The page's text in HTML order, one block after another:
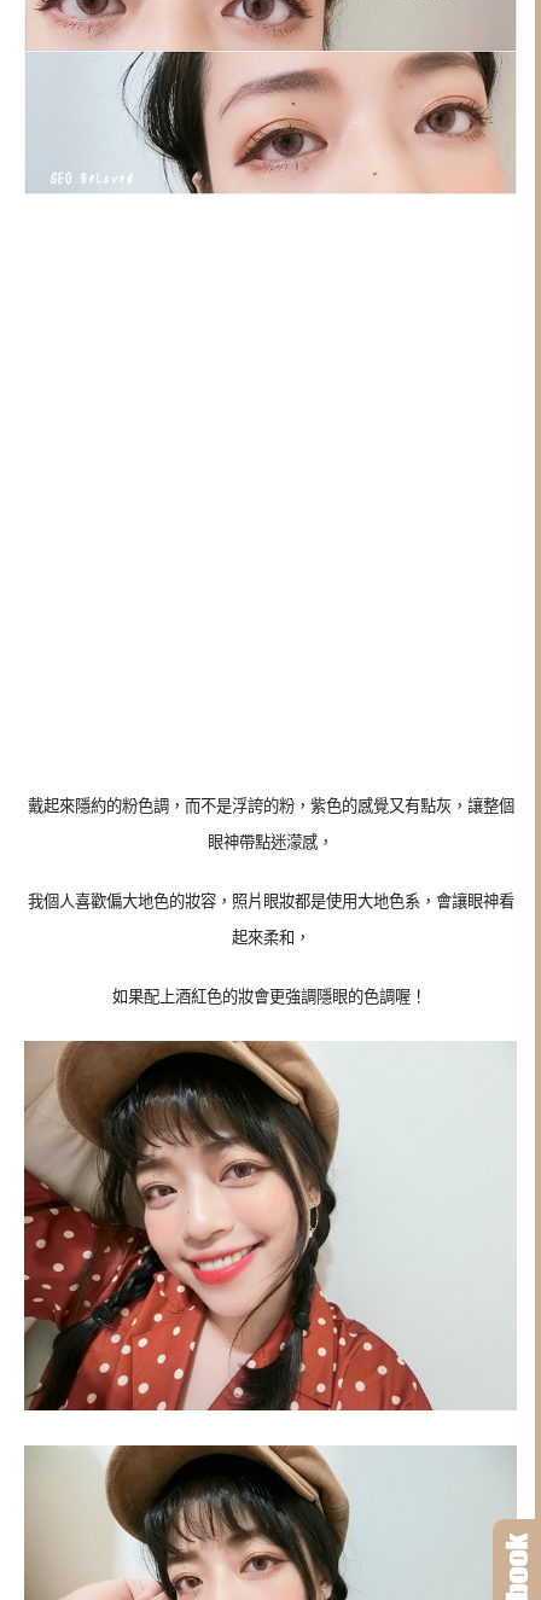
戴起來隱約的粉色調，而不是浮誇的粉，紫色的感覺又有點灰，讓整個
眼神帶點迷濛感，
我個人喜歡偏大地色的妝容，照片眼妝都是使用大地色系，會讓眼神看
起來柔和，
如果配上酒紅色的妝會更強調隱眼的色調喔！